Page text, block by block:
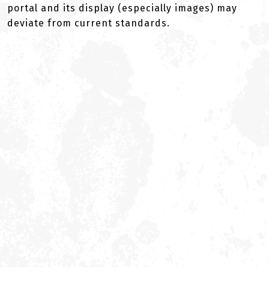
portal and its display (especially images) may
deviate from current standards.